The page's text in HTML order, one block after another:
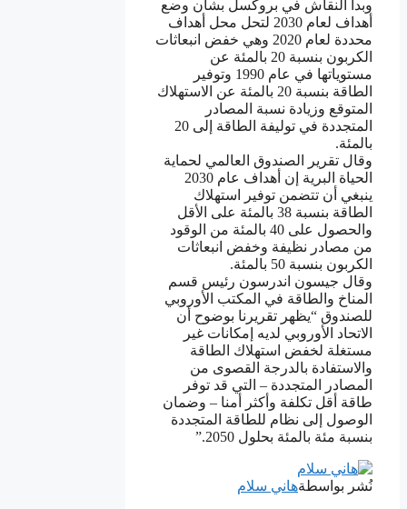
وبدأ النقاش في بروكسل بشأن وضع
أهداف لعام 2030 لتحل محل أهداف
محددة لعام 2020 وهي خفض انبعاثات
الكربون بنسبة 20 بالمئة عن
مستوياتها في عام 1990 وتوفير
الطاقة بنسبة 20 بالمئة عن الاستهلاك
المتوقع وزيادة نسبة المصادر
المتجددة في توليفة الطاقة إلى 20
بالمئة.
وقال تقرير الصندوق العالمي لحماية
الحياة البرية إن أهداف عام 2030
ينبغي أن تتضمن توفير استهلاك
الطاقة بنسبة 38 بالمئة على الأقل
والحصول على 40 بالمئة من الوقود
من مصادر نظيفة وخفض انبعاثات
الكربون بنسبة 50 بالمئة.
وقال جيسون اندرسون رئيس قسم
المناخ والطاقة في المكتب الأوروبي
للصندوق “يظهر تقريرنا بوضوح أن
الاتحاد الأوروبي لديه إمكانات غير
مستغلة لخفض استهلاك الطاقة
والاستفادة بالدرجة القصوى من
المصادر المتجددة – التي قد توفر
طاقة أقل تكلفة وأكثر أمنا – وضمان
الوصول إلى نظام للطاقة المتجددة
بنسبة مئة بالمئة بحلول 2050.”
نُشر بواسطةهاني سلام